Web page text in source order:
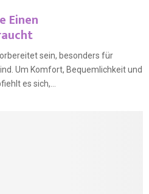
Einen
sein, besonders für
Um Komfort, Bequemlichkeit und
es sich,...